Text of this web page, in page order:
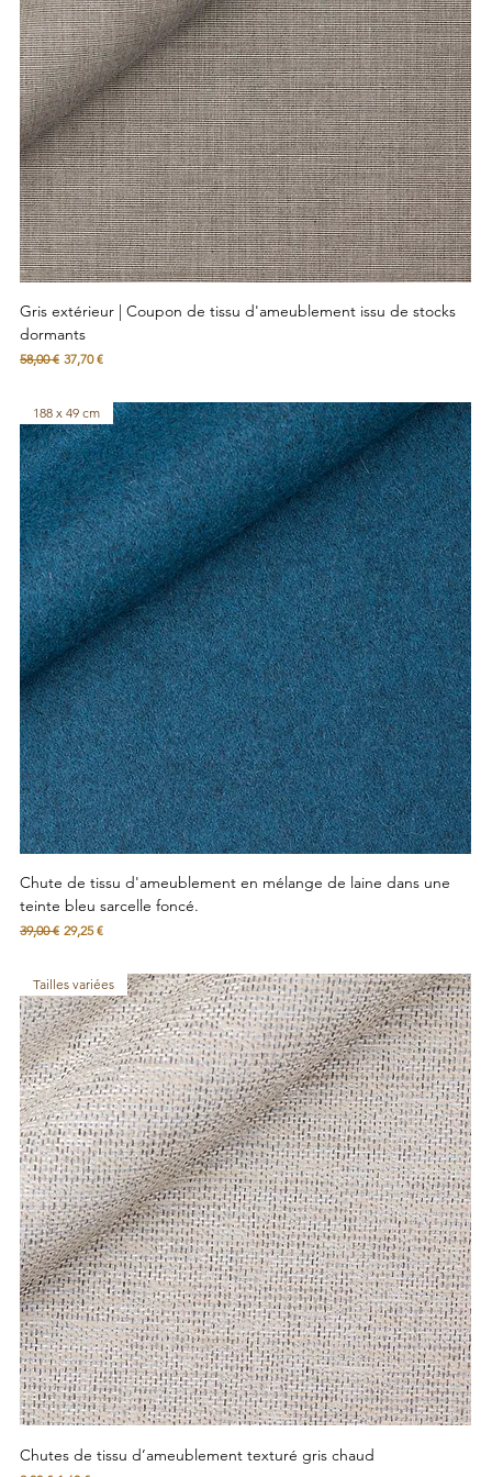
Gris extérieur | Coupon de tissu d'ameublement issu de stocks
dormants
Prix original
58,00 € Prix promotionnel
37,70 €
188 x 49 cm
Chute de tissu d'ameublement en mélange de laine dans une
teinte bleu sarcelle foncé.
Prix original
39,00 € Prix promotionnel
29,25 €
Tailles variées
Chutes de tissu d’ameublement texturé gris chaud